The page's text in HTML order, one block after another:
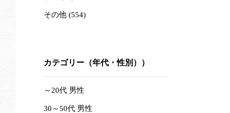
その他 (554)
カテゴリー（年代・性別））
～20代 男性
30～50代 男性